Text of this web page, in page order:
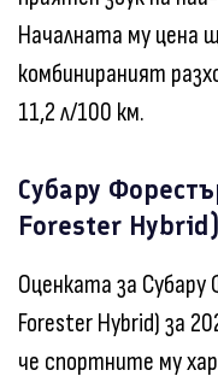
Началната му цена
комбинираният
11,2 л/100 км.
Субару
Forester
Оценката за
Forester Hybrid) за
че спортните му